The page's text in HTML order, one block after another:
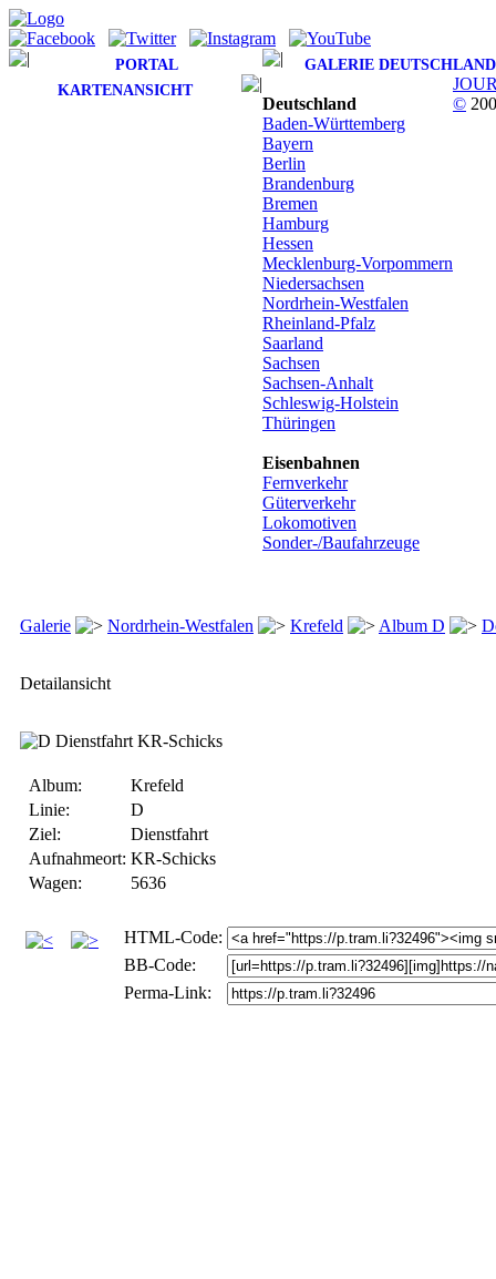
PORTAL
GALERIE DEUTSCHLAND
KARTENANSICHT
Deutschland
Baden-Württemberg
Bayern
Berlin
Brandenburg
Bremen
Hamburg
Hessen
Mecklenburg-Vorpommern
Niedersachsen
Nordrhein-Westfalen
Rheinland-Pfalz
Saarland
Sachsen
Sachsen-Anhalt
Schleswig-Holstein
Thüringen
Eisenbahnen
Fernverkehr
Güterverkehr
Lokomotiven
Sonder-/Baufahrzeuge
Galerie Nordrhein-Westfalen Krefeld Album D
Detailansicht
Album:
Krefeld
Linie:
D
Ziel:
Dienstfahrt
Aufnahmeort: KR-Schicks
Wagen:
5636
HTML-Code:
BB-Code:
Perma-Link:
©